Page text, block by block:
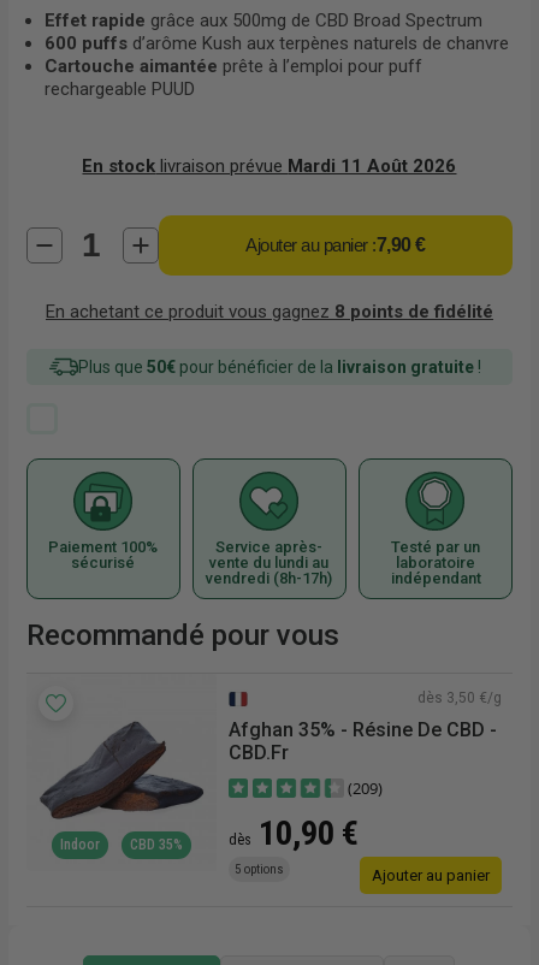
Effet rapide grâce aux 500mg de CBD Broad Spectrum
600 puffsd’arôme Kush aux terpènes naturels de chanvre
Cartouche aimantée prête à l’emploi pour puff
rechargeable PUUD
En stock livraison prévue Mardi 11 Août 2026
Ajouter au panier :7,90 €
En achetant ce produit vous gagnez 8 points de fidélité
Plus que 50€pour bénéficier de la livraison gratuite!
Paiement 100%
sécurisé
Service après-
vente du lundi au
vendredi (8h-17h)
Testé par un
laboratoire
indépendant
Recommandé pour vous
Indoor CBD 35%
dès 3,50 €/g
Afghan 35% - Résine De CBD -
CBD.fr
(209)
dès 10,90 €
5 options Ajouter au panier